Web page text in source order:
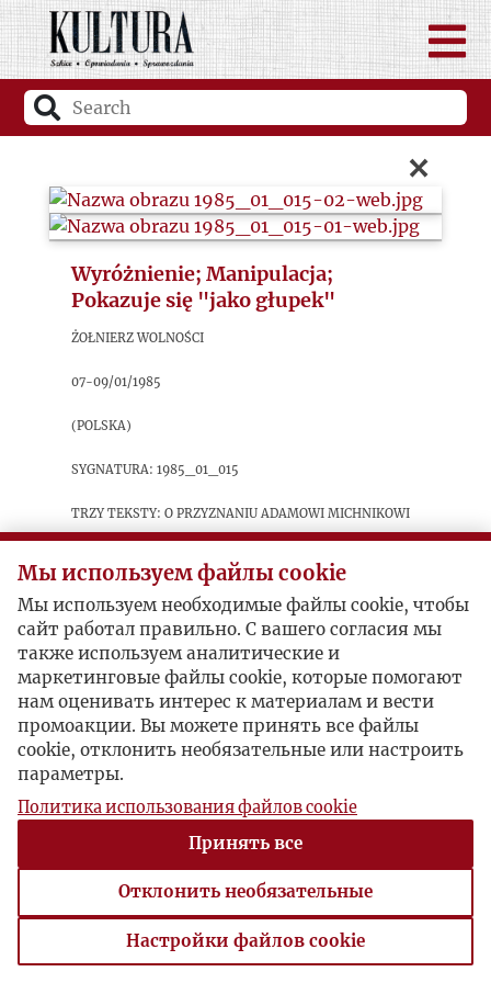
×
Wyróżnienie; Manipulacja;
Pokazuje się "jako głupek"
Żołnierz Wolności
07-09/01/1985
(Polska)
sygnatura: 1985_01_015
Trzy teksty: o przyznaniu Adamowi Michnikowi
doktoratu honoris causa, w którym
wspomniane są jego relacje z "Kulturą", o
rozpowrzechnianiu ulotek z wizerunkiem Matki
Boskiej oraz o wywiadzie z Lechem Wałęsą,
który ukazał się w "Le Matin".
Postacie powiązane
Bohater:
Lech Wałęsa
Мы используем файлы cookie
Мы используем необходимые файлы cookie, чтобы
сайт работал правильно. С вашего согласия мы
также используем аналитические и
маркетинговые файлы cookie, которые помогают
нам оценивать интерес к материалам и вести
промоакции. Вы можете принять все файлы
cookie, отклонить необязательные или настроить
параметры.
Политика использования файлов cookie
Принять все
Отклонить необязательные
Настройки файлов cookie
Настройки файлов cookie